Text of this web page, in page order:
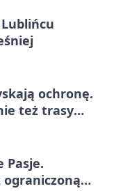
ochronę.
też trasy
Pasje.
ograniczoną